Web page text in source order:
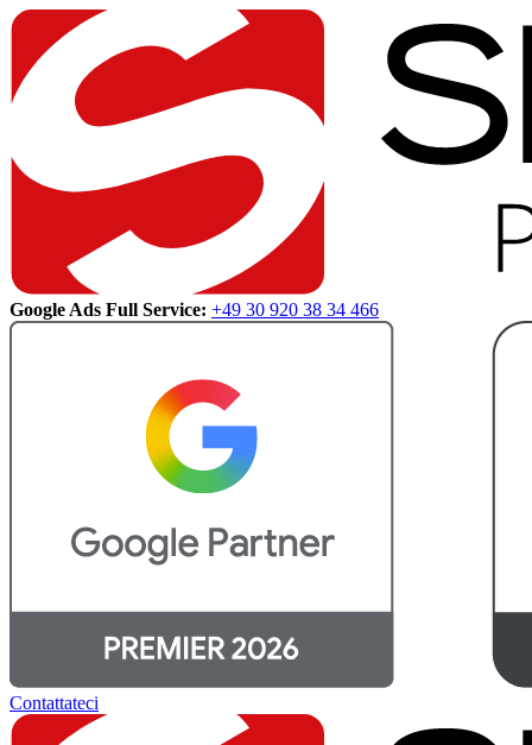
Google Ads Full Service: +49 30 920 38 34 466
Contattateci